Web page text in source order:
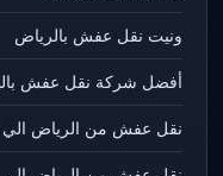
ونيت نقل عفش بالرياض
أفضل شركة نقل عفش
نقل عفش من الرياض